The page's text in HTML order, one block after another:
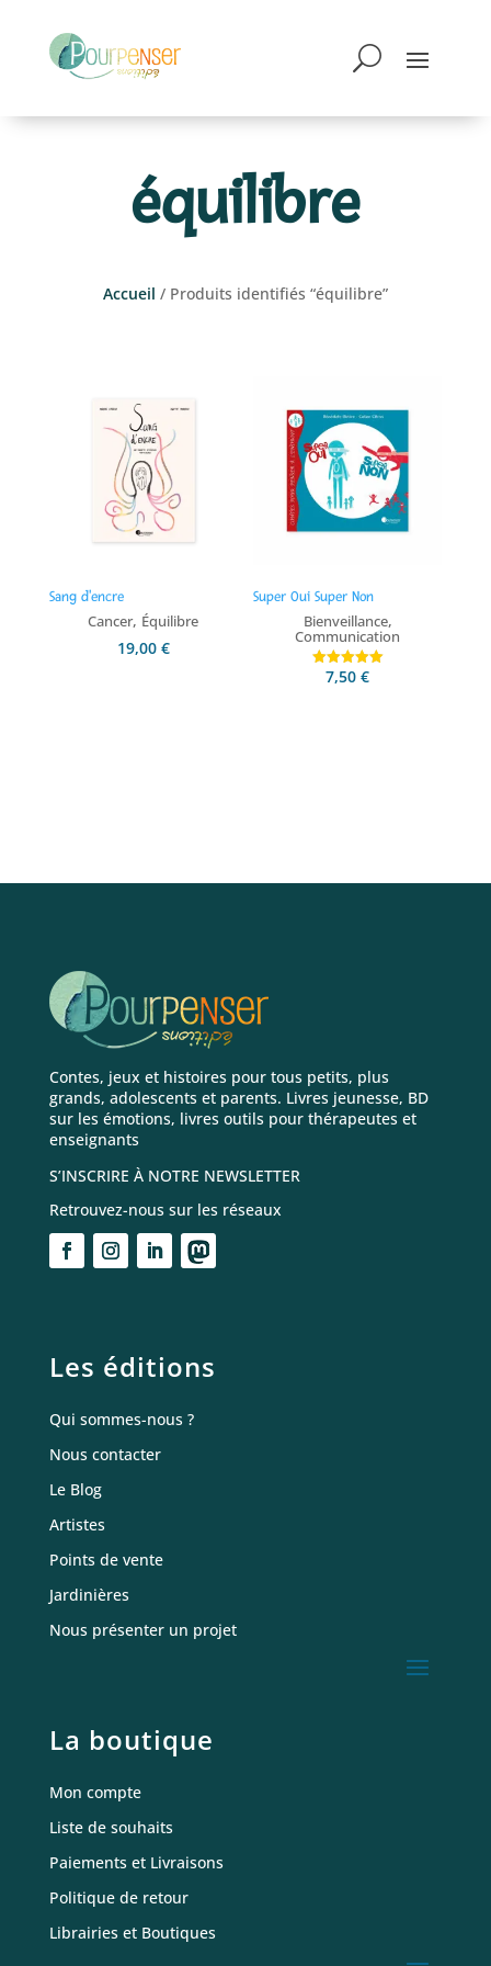
équilibre
Accueil / Produits identifiés “équilibre”
Sang d'encre
Cancer, Équilibre
19,00 €
Super Oui Super Non
Bienveillance,
Communication
Note7,50€
Contes, jeux et histoires pour tous petits, plus
grands, adolescents et parents. Livres jeunesse, BD
sur les émotions, livres outils pour thérapeutes et
enseignants
S’INSCRIRE À NOTRE NEWSLETTER
Retrouvez-nous sur les réseaux
Les éditions
Qui sommes-nous ?
Nous contacter
Le Blog
Artistes
Points de vente
Jardinières
Nous présenter un projet
La boutique
Mon compte
Liste de souhaits
Paiements et Livraisons
Politique de retour
Librairies et Boutiques